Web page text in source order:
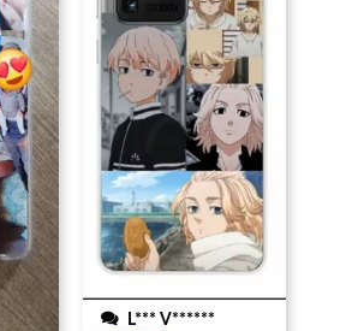
L*** V******